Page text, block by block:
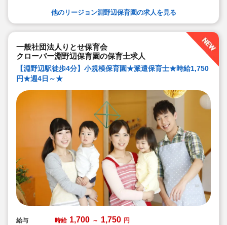
他のリージョン淵野辺保育園の求人を見る
一般社団法人りとせ保育会
クローバー淵野辺保育園の保育士求人
【淵野辺駅徒歩4分】小規模保育園★派遣保育士★時給1,750
円★週4日～★
給与 時給 1,700 ～ 1,750 円